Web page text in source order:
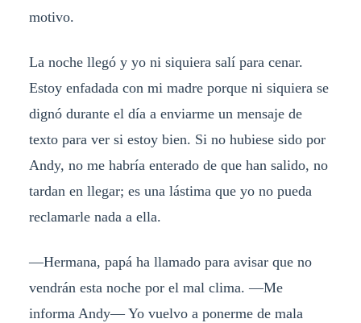
motivo.
La noche llegó y yo ni siquiera salí para cenar.
Estoy enfadada con mi madre porque ni siquiera se
dignó durante el día a enviarme un mensaje de
texto para ver si estoy bien. Si no hubiese sido por
Andy, no me habría enterado de que han salido, no
tardan en llegar; es una lástima que yo no pueda
reclamarle nada a ella.
—Hermana, papá ha llamado para avisar que no
vendrán esta noche por el mal clima. —Me
informa Andy— Yo vuelvo a ponerme de mala